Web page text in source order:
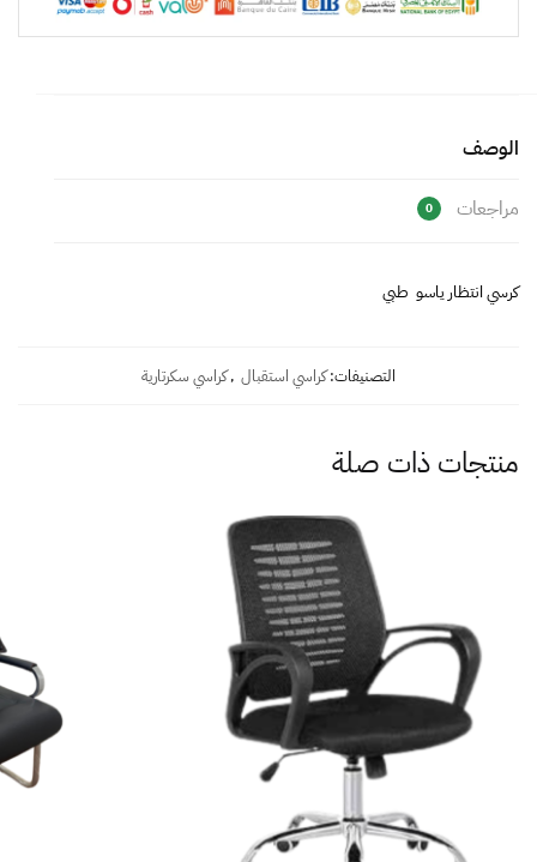
الوصف
مراجعات 0
كرسي انتظار ياسو طبي
التصنيفات:كراسي استقبال ,كراسي سكرتارية
منتجات ذات صلة